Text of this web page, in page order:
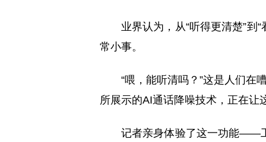
业界认为，从“听得更清楚”到
常小事。
“喂，能听清吗？”这是人们在
所展示的AI通话降噪技术，正在让
记者亲身体验了这一功能——